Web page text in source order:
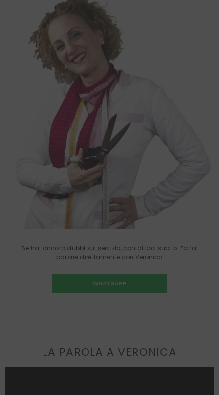
Se hai ancora dubbi sul servizio, contattaci subito. Potrai
parlare direttamente con Veronica
WHATSAPP
LA PAROLA A VERONICA